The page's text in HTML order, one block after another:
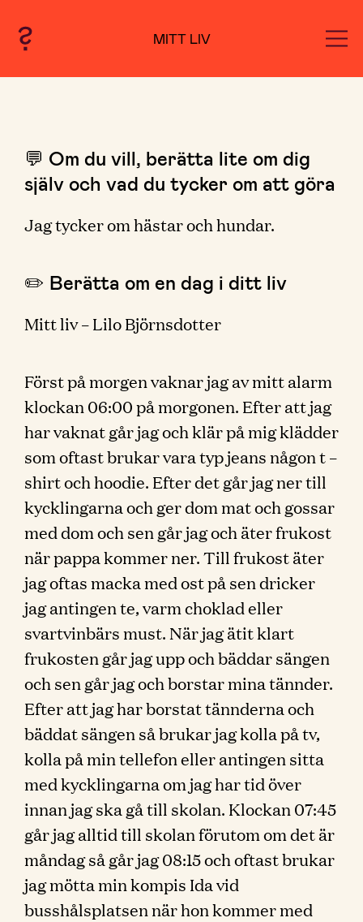
MITT LIV
💬 Om du vill, berätta lite om dig
själv och vad du tycker om att göra
Jag tycker om hästar och hundar.
✏️ Berätta om en dag i ditt liv
Mitt liv – Lilo Björnsdotter
Först på morgen vaknar jag av mitt alarm
klockan 06:00 på morgonen. Efter att jag
har vaknat går jag och klär på mig klädder
som oftast brukar vara typ jeans någon t –
shirt och hoodie. Efter det går jag ner till
kycklingarna och ger dom mat och gossar
med dom och sen går jag och äter frukost
när pappa kommer ner. Till frukost äter
jag oftas macka med ost på sen dricker
jag antingen te, varm choklad eller
svartvinbärs must. När jag ätit klart
frukosten går jag upp och bäddar sängen
och sen går jag och borstar mina tännder.
Efter att jag har borstat tännderna och
bäddat sängen så brukar jag kolla på tv,
kolla på min tellefon eller antingen sitta
med kycklingarna om jag har tid över
innan jag ska gå till skolan. Klockan 07:45
går jag alltid till skolan förutom om det är
måndag så går jag 08:15 och oftast brukar
jag mötta min kompis Ida vid
busshålsplatsen när hon kommer med